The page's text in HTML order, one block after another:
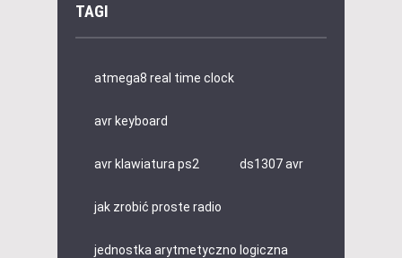
TAGI
atmega8 real time clock
avr keyboard
avr klawiatura ps2 ds1307 avr
jak zrobić proste radio
jednostka arytmetyczno logiczna